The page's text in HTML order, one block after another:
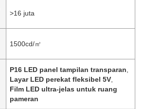
>16 juta
1500cd/㎡
P16 LED panel tampilan transparan
Layar LED perekat fleksibel 5V
Film LED ultra-jelas untuk ruang
pameran